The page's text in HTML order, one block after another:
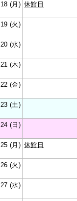
18 (月) 休館日
19 (火)
20 (水)
21 (木)
22 (金)
23 (土)
24 (日)
25 (月) 休館日
26 (火)
27 (水)